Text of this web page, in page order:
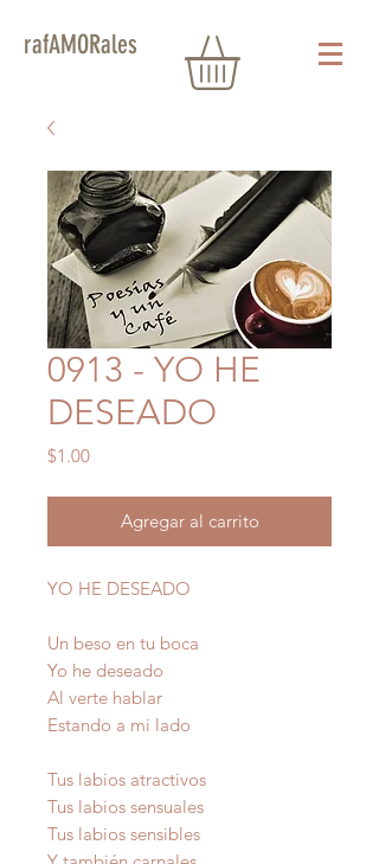
rafAMORales
0913 - YO HE
DESEADO
$1.00Precio
Agregar al carrito
YO HE DESEADO
Un beso en tu boca
Yo he deseado
Al verte hablar
Estando a mi lado
Tus labios atractivos
Tus labios sensuales
Tus labios sensibles